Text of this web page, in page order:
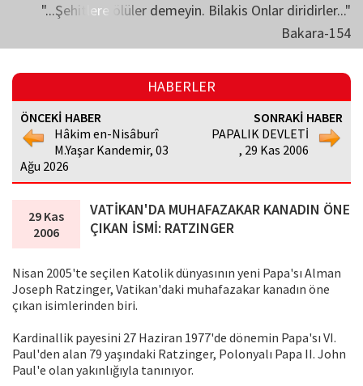
"...Şehitlere ölüler demeyin. Bilakis Onlar diridirler..."
Bakara-154
HABERLER
ÖNCEKİ HABER
Hâkim en-Nisâburî
M.Yaşar Kandemir, 03
Ağu 2026
SONRAKİ HABER
PAPALIK DEVLETİ
, 29 Kas 2006
29 Kas
2006
VATİKAN'DA MUHAFAZAKAR KANADIN ÖNE
ÇIKAN İSMİ: RATZINGER
Nisan 2005'te seçilen Katolik dünyasının yeni Papa'sı Alman
Joseph Ratzinger, Vatikan'daki muhafazakar kanadın öne
çıkan isimlerinden biri.
Kardinallik payesini 27 Haziran 1977'de dönemin Papa'sı VI.
Paul'den alan 79 yaşındaki Ratzinger, Polonyalı Papa II. John
Paul'e olan yakınlığıyla tanınıyor.